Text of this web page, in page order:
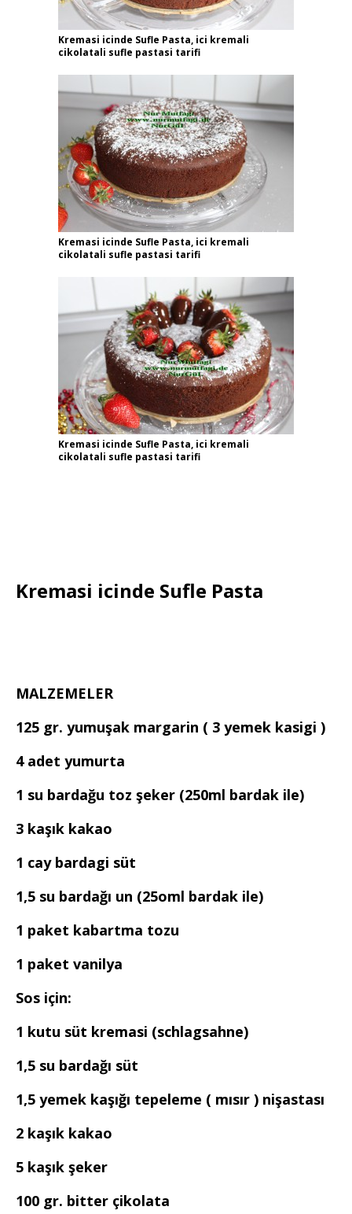
Kremasi icinde Sufle Pasta, ici kremali
cikolatali sufle pastasi tarifi
Kremasi icinde Sufle Pasta, ici kremali
cikolatali sufle pastasi tarifi
Kremasi icinde Sufle Pasta, ici kremali
cikolatali sufle pastasi tarifi
Kremasi icinde Sufle Pasta
MALZEMELER
125 gr. yumuşak margarin ( 3 yemek kasigi )
4 adet yumurta
1 su bardağu toz şeker (250ml bardak ile)
3 kaşık kakao
1 cay bardagi süt
1,5 su bardağı un (25oml bardak ile)
1 paket kabartma tozu
1 paket vanilya
Sos için:
1 kutu süt kremasi (schlagsahne)
1,5 su bardağı süt
1,5 yemek kaşığı tepeleme ( mısır ) nişastası
2 kaşık kakao
5 kaşık şeker
100 gr. bitter çikolata